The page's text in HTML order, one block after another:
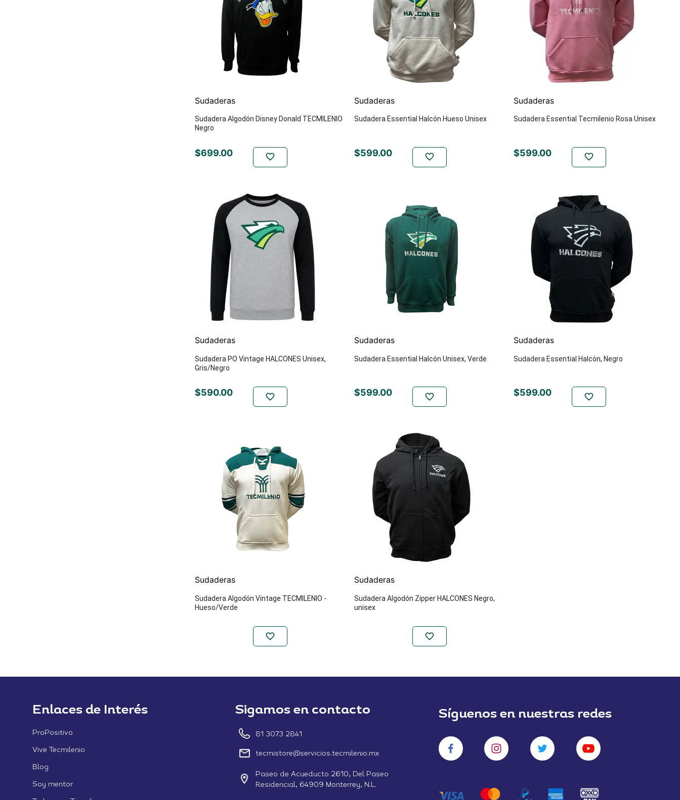
Sudaderas
Sudadera Algodón Disney Donald TECMILENIO
Negro
$699.00
Sudaderas
Sudadera Essential Halcón Hueso Unisex
$599.00
Sudaderas
Sudadera Essential Tecmilenio Rosa Unisex
$599.00
Sudaderas
Sudadera PO Vintage HALCONES Unisex,
Gris/Negro
$590.00
Sudaderas
Sudadera Essential Halcón Unisex, Verde
$599.00
Sudaderas
Sudadera Essential Halcón, Negro
$599.00
Sudaderas
Sudadera Algodón Vintage TECMILENIO -
Hueso/Verde
Sudaderas
Sudadera Algodón Zipper HALCONES Negro,
unisex
Enlaces de Interés
ProPositivo
Vive Tecmilenio
Blog
Soy mentor
Sigamos en contacto
81 3073 2841
tecmistore@servicios.tecmilenio.mx
Paseo de Acueducto 2610, Del Paseo
Residencial, 64909 Monterrey, N.L.
Síguenos en nuestras redes